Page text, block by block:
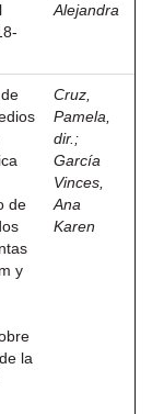
Alejandra
de
y
la
Cruz,
Pamela,
dir. ;
García
Vinces,
Ana
Karen